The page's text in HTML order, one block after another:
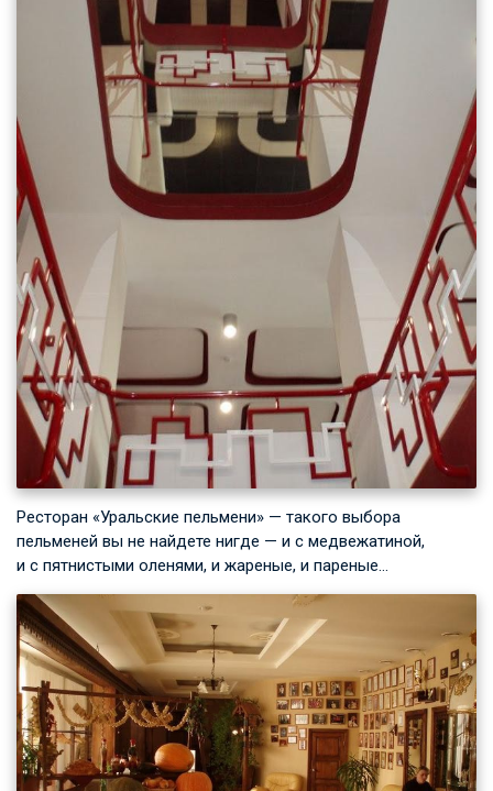
Ресторан «Уральские пельмени» — такого выбора
пельменей вы не найдете нигде — и с медвежатиной,
и с пятнистыми оленями, и жареные, и пареные…